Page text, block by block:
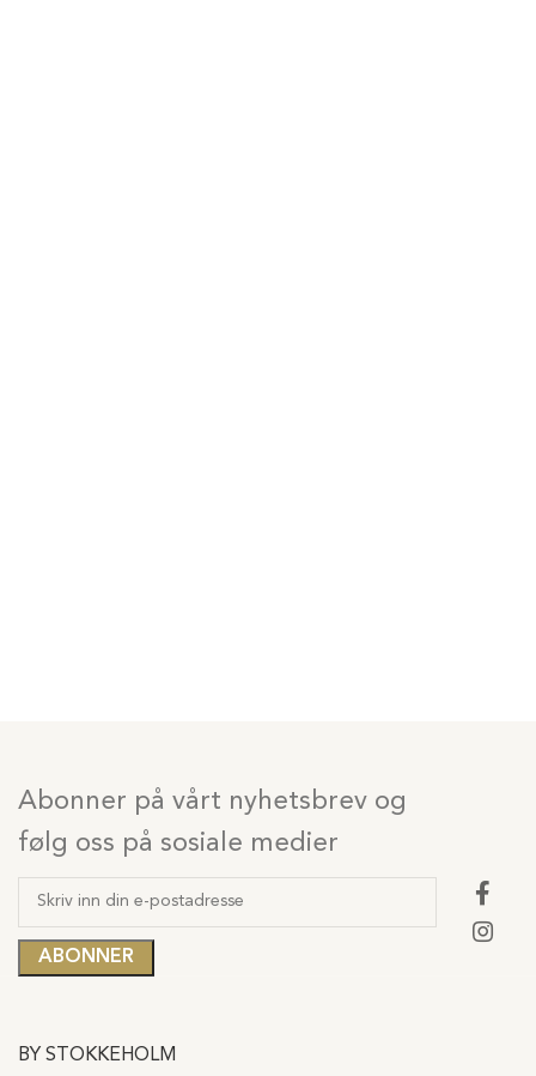
Abonner på vårt nyhetsbrev og
følg oss på sosiale medier
BY STOKKEHOLM